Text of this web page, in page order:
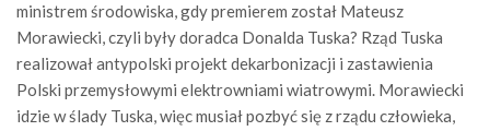
ministrem środowiska, gdy premierem został Mateusz
Morawiecki, czyli były doradca Donalda Tuska? Rząd Tuska
realizował antypolski projekt dekarbonizacji i zastawienia
Polski przemysłowymi elektrowniami wiatrowymi. Morawiecki
idzie w ślady Tuska, więc musiał pozbyć się z rządu człowieka,